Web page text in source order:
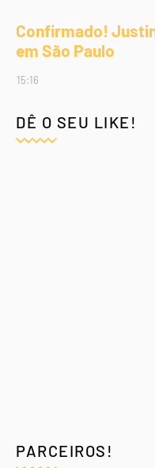
Confirmado!
em São Paulo
15:16
DÊ O SEU LIKE!
PARCEIROS!